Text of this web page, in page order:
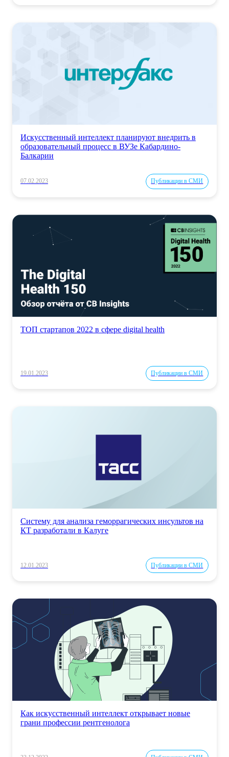
Искусственный интеллект планируют внедрить в
образовательный процесс в ВУЗе Кабардино-
Балкарии
07.02.2023 Публикации в СМИ
ТОП стартапов 2022 в сфере digital health
19.01.2023 Публикации в СМИ
Систему для анализа геморрагических инсультов на
КТ разработали в Калуге
12.01.2023 Публикации в СМИ
Как искусственный интеллект открывает новые
грани профессии рентгенолога